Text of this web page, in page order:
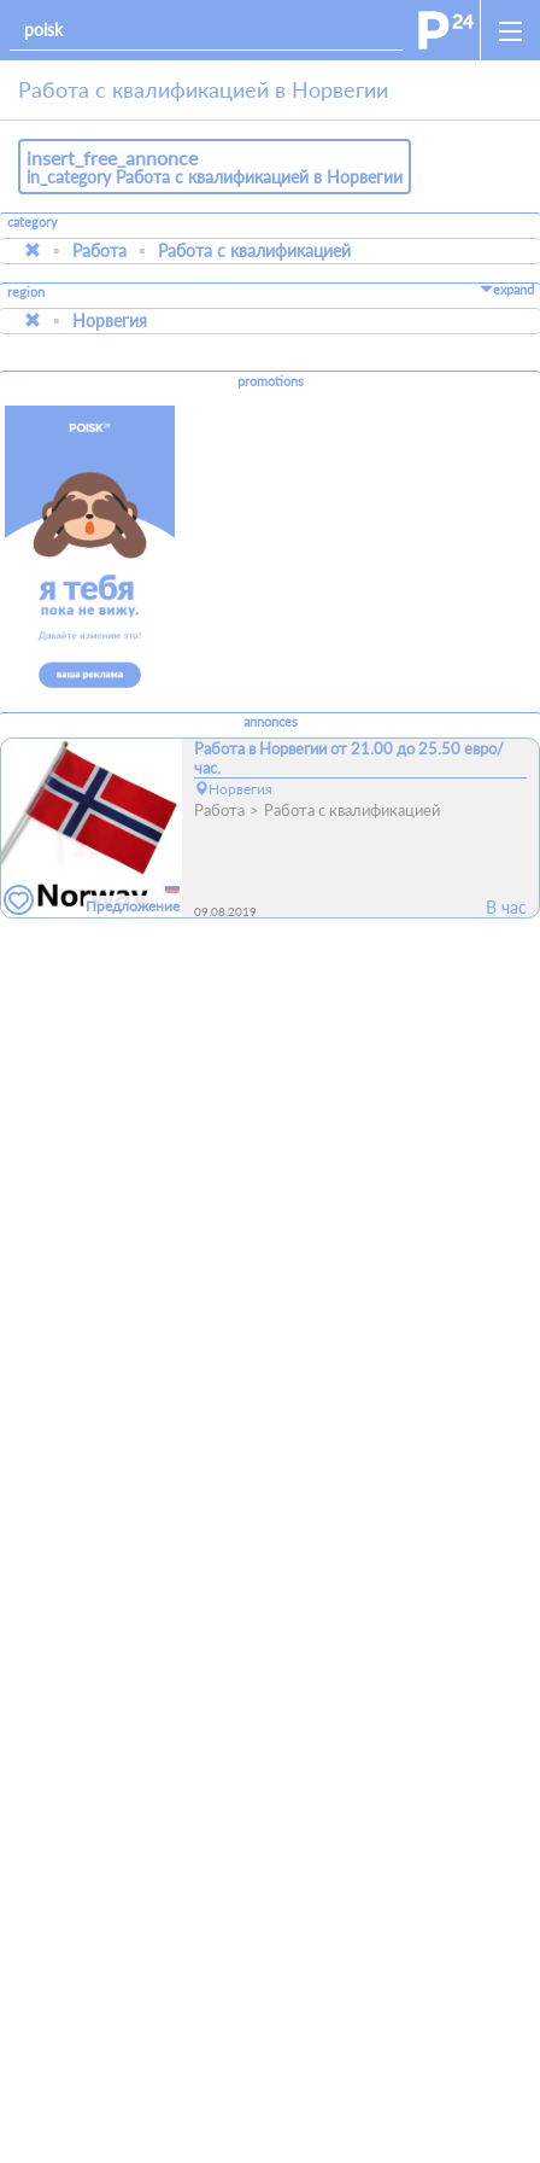
Работа с квалификацией в Норвегии
insert_free_annonce
in_category Работа с квалификацией в Норвегии
category
Работа Работа с квалификацией
region expand
Норвегия
promotions
annonces
Предложение
Работа в Норвегии от 21.00 до 25.50 евро/
час.
Норвегия
Работа Работа с квалификацией
09.08.2019 В час